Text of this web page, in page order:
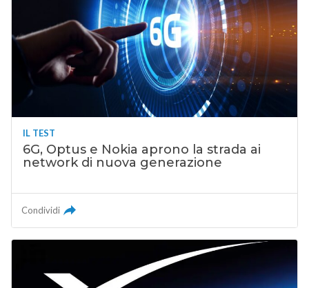
IL TEST
6G, Optus e Nokia aprono la strada ai
network di nuova generazione
Condividi